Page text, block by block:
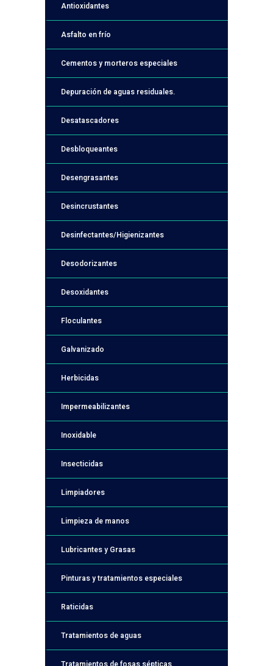
Antioxidantes
Asfalto en frío
Cementos y morteros especiales
Depuración de aguas residuales.
Desatascadores
Desbloqueantes
Desengrasantes
Desincrustantes
Desinfectantes/Higienizantes
Desodorizantes
Desoxidantes
Floculantes
Galvanizado
Herbicidas
Impermeabilizantes
Inoxidable
Insecticidas
Limpiadores
Limpieza de manos
Lubricantes y Grasas
Pinturas y tratamientos especiales
Raticidas
Tratamientos de aguas